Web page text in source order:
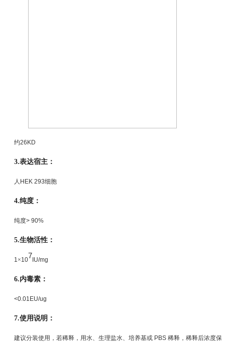
约26KD
3.表达宿主：
人 HEK 293细胞
4.纯度：
纯度> 90%
5.生物活性：
1×10
7
IU/mg
6.内毒素：
<0.01EU/ug
7.使用说明：
建议分装使用，若稀释，用水、生理盐水、培养基或 PBS 稀释，稀释后浓度保